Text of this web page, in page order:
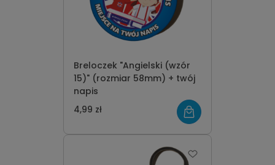
Breloczek "Angielski (wzór
15)" (rozmiar 58mm) + twój
napis
4,99 zł